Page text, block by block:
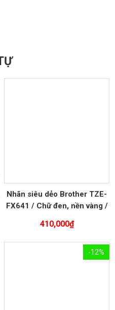
Nhãn siêu dẻo Brother TZE-
FX641 / Chữ đen, nền vàng /
410,000₫
-12%